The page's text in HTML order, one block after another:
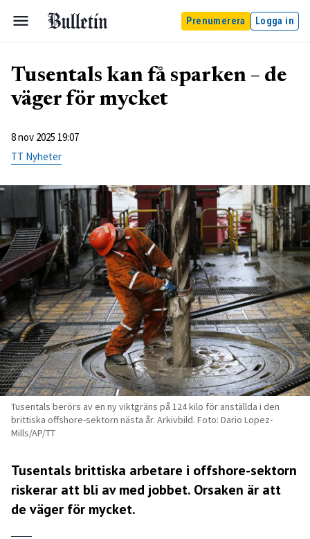
Prenumerera Logga in
Tusentals kan få sparken – de
väger för mycket
8 nov 2025 19:07
TT Nyheter
Tusentals berörs av en ny viktgräns på 124 kilo för anställda i den
brittiska offshore-sektorn nästa år. Arkivbild. Foto: Dario Lopez-
Mills/AP/TT
Tusentals brittiska arbetare i offshore-sektorn
riskerar att bli av med jobbet. Orsaken är att
de väger för mycket.